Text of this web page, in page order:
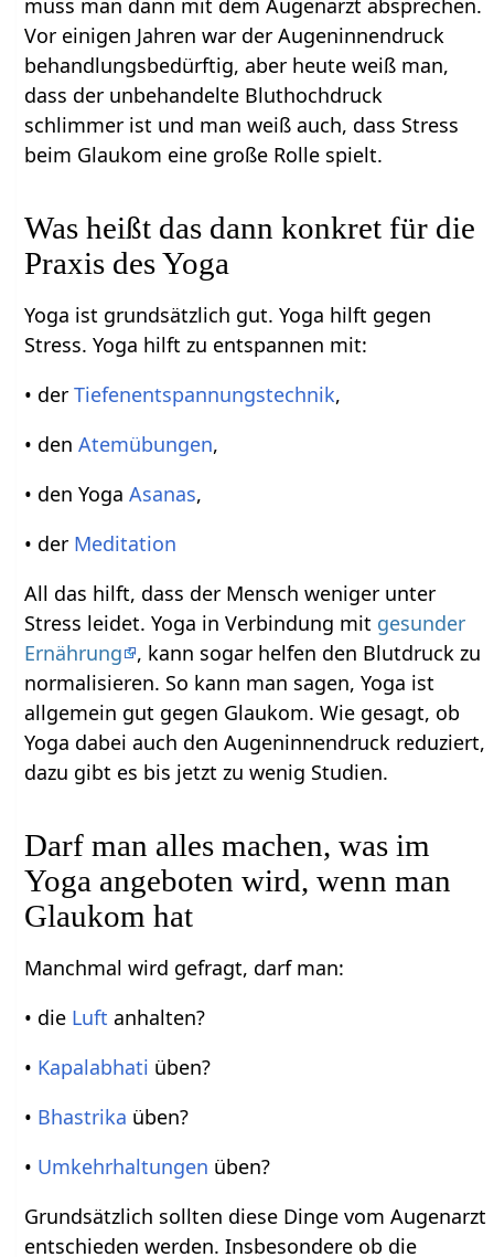
muss man dann mit dem Augenarzt absprechen.
Vor einigen Jahren war der Augeninnendruck
behandlungsbedürftig, aber heute weiß man,
dass der unbehandelte Bluthochdruck
schlimmer ist und man weiß auch, dass Stress
beim Glaukom eine große Rolle spielt.
Was heißt das dann konkret für die
Praxis des Yoga
Yoga ist grundsätzlich gut. Yoga hilft gegen
Stress. Yoga hilft zu entspannen mit:
• derTiefenentspannungstechnik,
• denAtemübungen,
• den YogaAsanas,
• der Meditation
All das hilft, dass der Mensch weniger unter
Stress leidet. Yoga in Verbindung mit gesunder
Ernährung
, kann sogar helfen den Blutdruck zu
normalisieren. So kann man sagen, Yoga ist
allgemein gut gegen Glaukom. Wie gesagt, ob
Yoga dabei auch den Augeninnendruck reduziert,
dazu gibt es bis jetzt zu wenig Studien.
Darf man alles machen, was im
Yoga angeboten wird, wenn man
Glaukom hat
Manchmal wird gefragt, darf man:
• die Luft anhalten?
• Kapalabhati üben?
• Bhastrika üben?
• Umkehrhaltungen üben?
Grundsätzlich sollten diese Dinge vom Augenarzt
entschieden werden. Insbesondere ob die